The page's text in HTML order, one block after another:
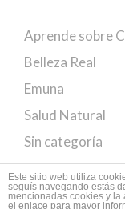
Aprende sobre
Belleza Real
Emuna
Salud Natural
Sin categoría
Este sitio web utiliza
seguís navegando estás
mencionadas cookies y
el enlace para mayor